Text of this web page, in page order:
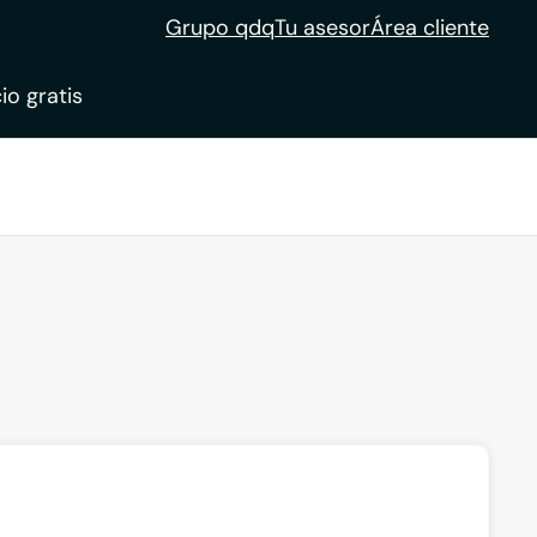
Grupo qdqTu asesorÁrea cliente
gratis